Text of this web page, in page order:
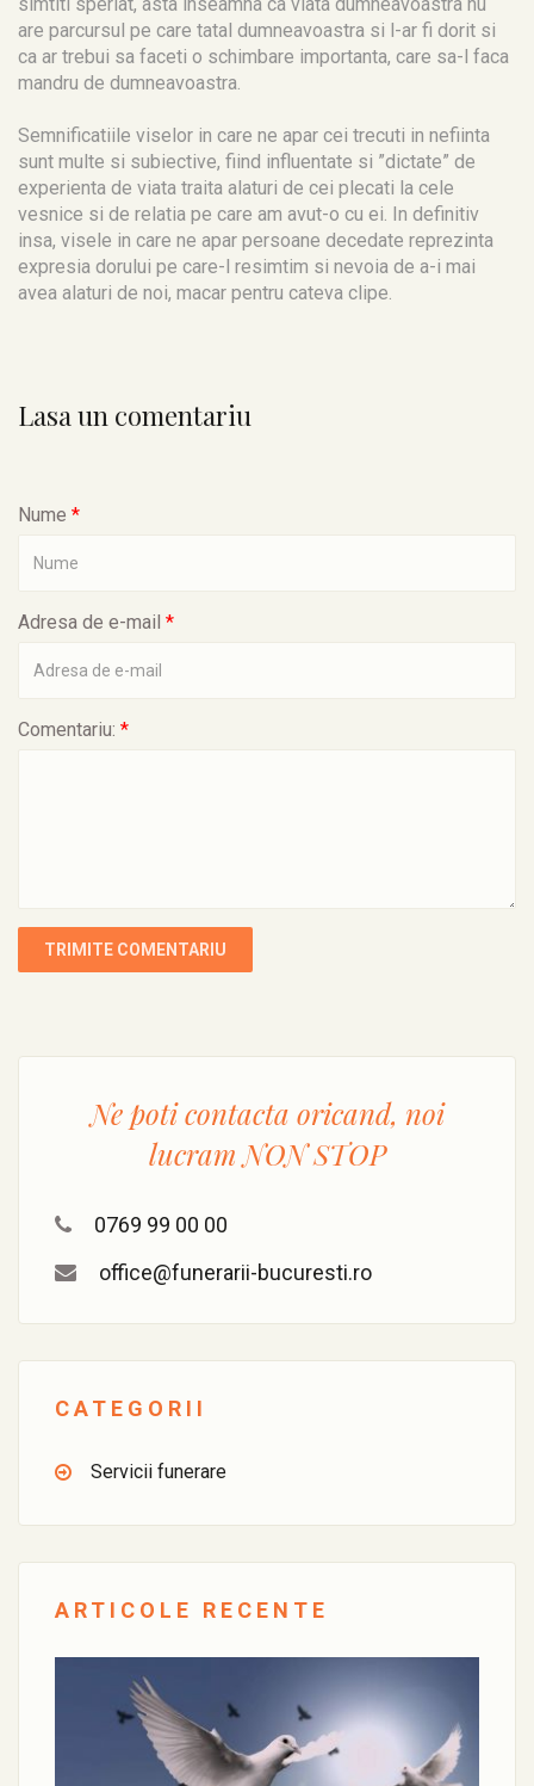
are parcursul pe care tatal dumneavoastra si l-ar fi dorit si
ca ar trebui sa faceti o schimbare importanta, care sa-l faca
mandru de dumneavoastra.
Semnificatiile viselor in care ne apar cei trecuti in nefiinta
sunt multe si subiective, fiind influentate si ”dictate” de
experienta de viata traita alaturi de cei plecati la cele
vesnice si de relatia pe care am avut-o cu ei. In definitiv
insa, visele in care ne apar persoane decedate reprezinta
expresia dorului pe care-l resimtim si nevoia de a-i mai
avea alaturi de noi, macar pentru cateva clipe.
Lasa un comentariu
Nume *
Adresa de e-mail *
Comentariu: *
Ne poti contacta oricand, noi
lucramNON STOP
0769 99 00 00
office@funerarii-bucuresti.ro
CATEGORII
Servicii funerare
ARTICOLE RECENTE